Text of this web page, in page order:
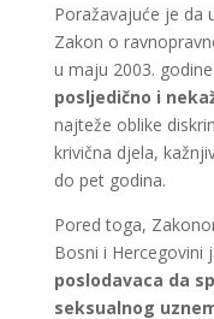
Poražavajuće je da
Zakon o
u maju 2003. godine
posljedično i
najteže oblike
krivična djela,
do pet godina.
Pored toga,
Bosni i Hercegovini
poslodavaca da
seksualnog